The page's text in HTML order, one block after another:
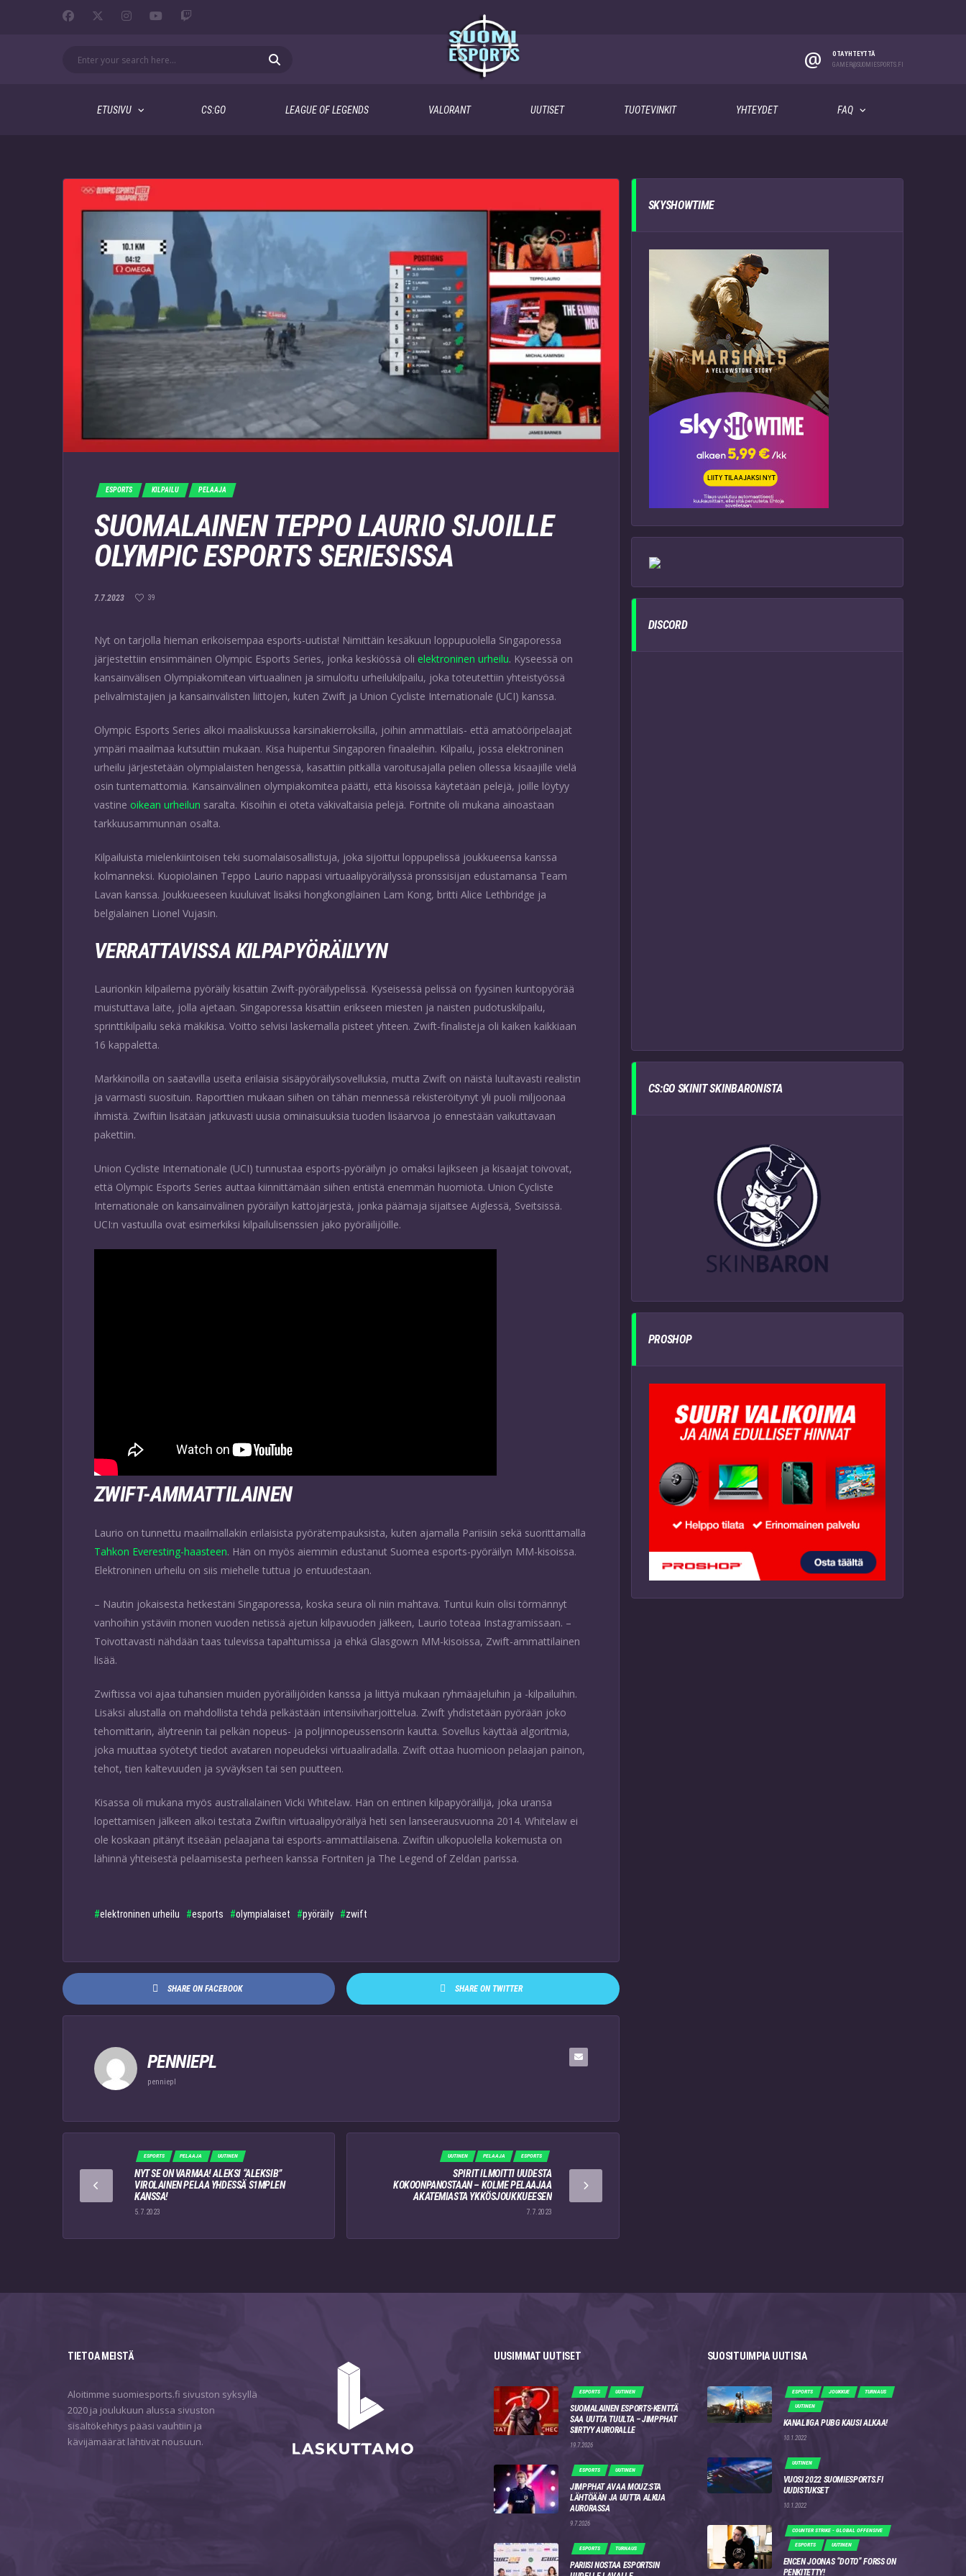
@
OTA YHTEYTTÄ
GAMER@SUOMIESPORTS.FI
ETUSIVU CS:GO LEAGUE OF LEGENDS VALORANT UUTISET TUOTEVINKIT YHTEYDET FAQ
ESPORTS KILPAILU PELAAJA
SUOMALAINEN TEPPO LAURIO SIJOILLE
OLYMPIC ESPORTS SERIESISSA
7.7.2023 39
Nyt on tarjolla hieman erikoisempaa esports-uutista! Nimittäin kesäkuun loppupuolella Singaporessa
järjestettiin ensimmäinen Olympic Esports Series, jonka keskiössä oli elektroninen urheilu. Kyseessä on
kansainvälisen Olympiakomitean virtuaalinen ja simuloitu urheilukilpailu, joka toteutettiin yhteistyössä
pelivalmistajien ja kansainvälisten liittojen, kuten Zwift ja Union Cycliste Internationale (UCI) kanssa.
Olympic Esports Series alkoi maaliskuussa karsinakierroksilla, joihin ammattilais- että amatööripelaajat
ympäri maailmaa kutsuttiin mukaan. Kisa huipentui Singaporen finaaleihin. Kilpailu, jossa elektroninen
urheilu järjestetään olympialaisten hengessä, kasattiin pitkällä varoitusajalla pelien ollessa kisaajille vielä
osin tuntemattomia. Kansainvälinen olympiakomitea päätti, että kisoissa käytetään pelejä, joille löytyy
vastine oikean urheilun saralta. Kisoihin ei oteta väkivaltaisia pelejä. Fortnite oli mukana ainoastaan
tarkkuusammunnan osalta.
Kilpailuista mielenkiintoisen teki suomalaisosallistuja, joka sijoittui loppupelissä joukkueensa kanssa
kolmanneksi. Kuopiolainen Teppo Laurio nappasi virtuaalipyöräilyssä pronssisijan edustamansa Team
Lavan kanssa. Joukkueeseen kuuluivat lisäksi hongkongilainen Lam Kong, britti Alice Lethbridge ja
belgialainen Lionel Vujasin.
VERRATTAVISSA KILPAPYÖRÄILYYN
Laurionkin kilpailema pyöräily kisattiin Zwift-pyöräilypelissä. Kyseisessä pelissä on fyysinen kuntopyörää
muistuttava laite, jolla ajetaan. Singaporessa kisattiin erikseen miesten ja naisten pudotuskilpailu,
sprinttikilpailu sekä mäkikisa. Voitto selvisi laskemalla pisteet yhteen. Zwift-finalisteja oli kaiken kaikkiaan
16 kappaletta.
Markkinoilla on saatavilla useita erilaisia sisäpyöräilysovelluksia, mutta Zwift on näistä luultavasti realistin
ja varmasti suosituin. Raporttien mukaan siihen on tähän mennessä rekisteröitynyt yli puoli miljoonaa
ihmistä. Zwiftiin lisätään jatkuvasti uusia ominaisuuksia tuoden lisäarvoa jo ennestään vaikuttavaan
pakettiin.
Union Cycliste Internationale (UCI) tunnustaa esports-pyöräilyn jo omaksi lajikseen ja kisaajat toivovat,
että Olympic Esports Series auttaa kiinnittämään siihen entistä enemmän huomiota. Union Cycliste
Internationale on kansainvälinen pyöräilyn kattojärjestä, jonka päämaja sijaitsee Aiglessä, Sveitsissä.
UCI:n vastuulla ovat esimerkiksi kilpailulisenssien jako pyöräilijöille.
ZWIFT-AMMATTILAINEN
Laurio on tunnettu maailmallakin erilaisista pyörätempauksista, kuten ajamalla Pariisiin sekä suorittamalla
Tahkon Everesting-haasteen. Hän on myös aiemmin edustanut Suomea esports-pyöräilyn MM-kisoissa.
Elektroninen urheilu on siis miehelle tuttua jo entuudestaan.
– Nautin jokaisesta hetkestäni Singaporessa, koska seura oli niin mahtava. Tuntui kuin olisi törmännyt
vanhoihin ystäviin monen vuoden netissä ajetun kilpavuoden jälkeen, Laurio toteaa Instagramissaan. –
Toivottavasti nähdään taas tulevissa tapahtumissa ja ehkä Glasgow:n MM-kisoissa, Zwift-ammattilainen
lisää.
Zwiftissa voi ajaa tuhansien muiden pyöräilijöiden kanssa ja liittyä mukaan ryhmäajeluihin ja -kilpailuihin.
Lisäksi alustalla on mahdollista tehdä pelkästään intensiiviharjoittelua. Zwift yhdistetään pyörään joko
tehomittarin, älytreenin tai pelkän nopeus- ja poljinnopeussensorin kautta. Sovellus käyttää algoritmia,
joka muuttaa syötetyt tiedot avataren nopeudeksi virtuaaliradalla. Zwift ottaa huomioon pelaajan painon,
tehot, tien kaltevuuden ja syväyksen tai sen puutteen.
Kisassa oli mukana myös australialainen Vicki Whitelaw. Hän on entinen kilpapyöräilijä, joka uransa
lopettamisen jälkeen alkoi testata Zwiftin virtuaalipyöräilyä heti sen lanseerausvuonna 2014. Whitelaw ei
ole koskaan pitänyt itseään pelaajana tai esports-ammattilaisena. Zwiftin ulkopuolella kokemusta on
lähinnä yhteisestä pelaamisesta perheen kanssa Fortniten ja The Legend of Zeldan parissa.
elektroninen urheilu esports olympialaiset pyöräily zwift
SHARE ON FACEBOOK SHARE ON TWITTER
PENNIEPL
penniepl
ESPORTS PELAAJA UUTINEN
NYT SE ON VARMAA! ALEKSI “ALEKSIB”
VIROLAINEN PELAA YHDESSÄ S1MPLEN
KANSSA!
5.7.2023
ESPORTS
PELAAJA
UUTINEN
SPIRIT ILMOITTI UUDESTA
KOKOONPANOSTAAN – KOLME PELAAJAA
AKATEMIASTA YKKÖSJOUKKUEESEN
7.7.2023
SKYSHOWTIME
DISCORD
CS:GO SKINIT SKINBARONISTA
PROSHOP
TIETOA MEISTÄ
Aloitimme suomiesports.fi sivuston syksyllä
2020 ja joulukuun alussa sivuston
sisältökehitys pääsi vauhtiin ja
kävijämäärät lähtivät nousuun.
UUSIMMAT UUTISET
ESPORTS UUTINEN
SUOMALAINEN ESPORTS-KENTTÄ
SAA UUTTA TUULTA – JIMPPHAT
SIIRTYY AURORALLE
19.7.2026
ESPORTS UUTINEN
JIMPPHAT AVAA MOUZ:STA
LÄHTÖÄÄN JA UUTTA ALKUA
AURORASSA
9.7.2026
ESPORTS TURNAUS
PARIISI NOSTAA ESPORTSIN
SUOSITUIMPIA UUTISIA
ESPORTS JOUKKUE TURNAUS
UUTINEN
KANALIIGA PUBG KAUSI ALKAA!
10.1.2022
UUTINEN
VUOSI 2022 SUOMIESPORTS.FI
UUDISTUKSET
10.1.2022
COUNTER STRIKE - GLOBAL OFFENSIVE
ESPORTS UUTINEN
ENCEN JOONAS “DOTO” FORSS ON
PENKITETTY!